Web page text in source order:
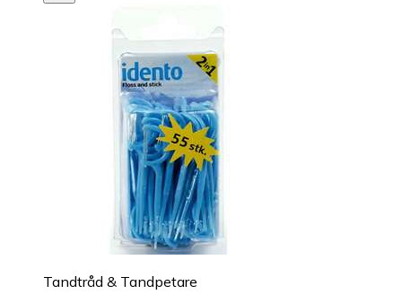
Tandtråd & Tandpetare